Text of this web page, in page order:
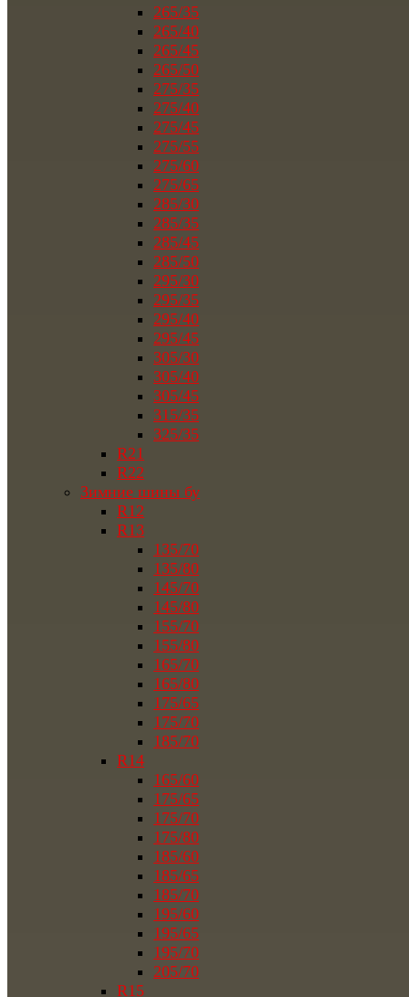
265/35
265/40
265/45
265/50
275/35
275/40
275/45
275/55
275/60
275/65
285/30
285/35
285/45
285/50
295/30
295/35
295/40
295/45
305/30
305/40
305/45
315/35
325/35
R21
R22
Зимние шины бу
R12
R13
135/70
135/80
145/70
145/80
155/70
155/80
165/70
165/80
175/65
175/70
185/70
R14
165/60
175/65
175/70
175/80
185/60
185/65
185/70
195/60
195/65
195/70
205/70
R15